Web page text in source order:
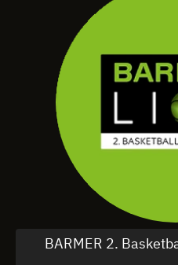
BARMER 2.